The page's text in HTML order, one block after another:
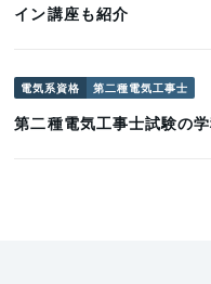
イン講座も紹介
電気系資格 第二種電気工事士
第二種電気工事士試験の